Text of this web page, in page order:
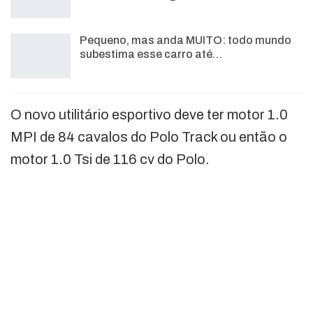
Pequeno, mas anda MUITO: todo mundo
subestima esse carro até…
O novo utilitário esportivo deve ter motor 1.0
MPI de 84 cavalos do Polo Track ou então o
motor 1.0 Tsi de 116 cv do Polo.